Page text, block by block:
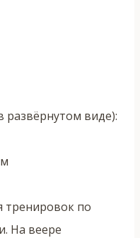
виде):
тренировок по
На веере